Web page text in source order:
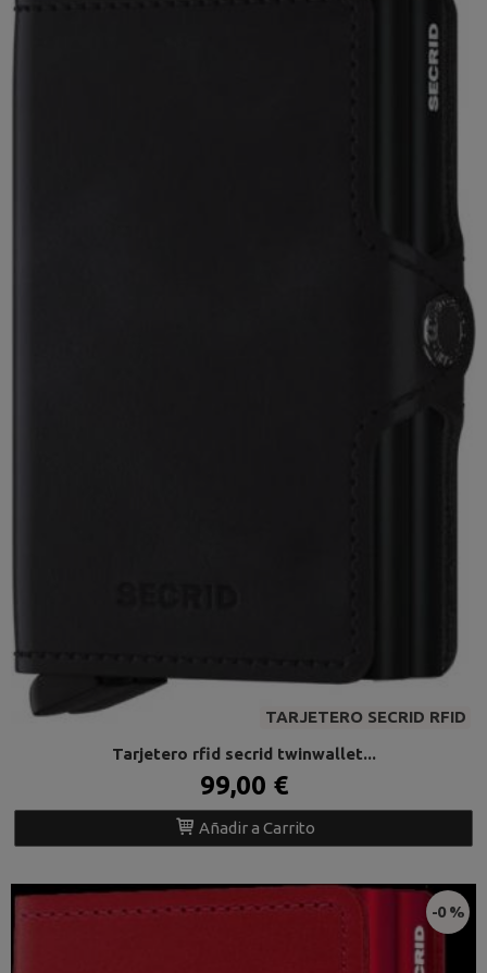
TARJETERO SECRID RFID
Tarjetero rfid secrid twinwallet...
99,00 €
Añadir a Carrito
-0 %